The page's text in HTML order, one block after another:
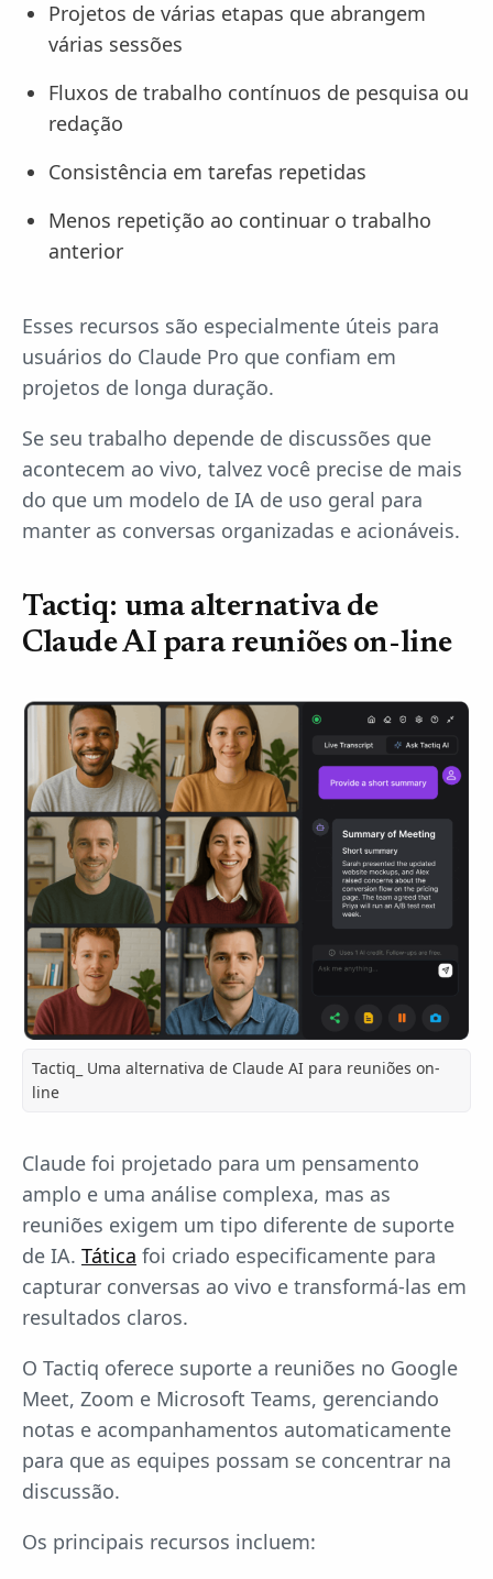
Projetos de várias etapas que abrangem
várias sessões
Fluxos de trabalho contínuos de pesquisa ou
redação
Consistência em tarefas repetidas
Menos repetição ao continuar o trabalho
anterior
Esses recursos são especialmente úteis para
usuários do Claude Pro que confiam em
projetos de longa duração.
Se seu trabalho depende de discussões que
acontecem ao vivo, talvez você precise de mais
do que um modelo de IA de uso geral para
manter as conversas organizadas e acionáveis.
Tactiq: uma alternativa de
Claude AI para reuniões on-line
Tactiq_ Uma alternativa de Claude AI para reuniões on-
line
Claude foi projetado para um pensamento
amplo e uma análise complexa, mas as
reuniões exigem um tipo diferente de suporte
de IA. Tática foi criado especificamente para
capturar conversas ao vivo e transformá-las em
resultados claros.
O Tactiq oferece suporte a reuniões no Google
Meet, Zoom e Microsoft Teams, gerenciando
notas e acompanhamentos automaticamente
para que as equipes possam se concentrar na
discussão.
Os principais recursos incluem: